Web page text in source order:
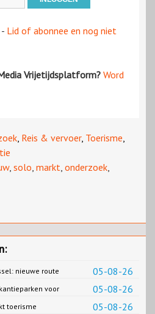
- Lid of abonnee en nog niet
Vrijetijdsplatform? Word
, Reis & vervoer, Toerisme,
, solo, markt, onderzoek,
05-08-26
nieuwe route
05-08-26
voor
05-08-26
toerisme